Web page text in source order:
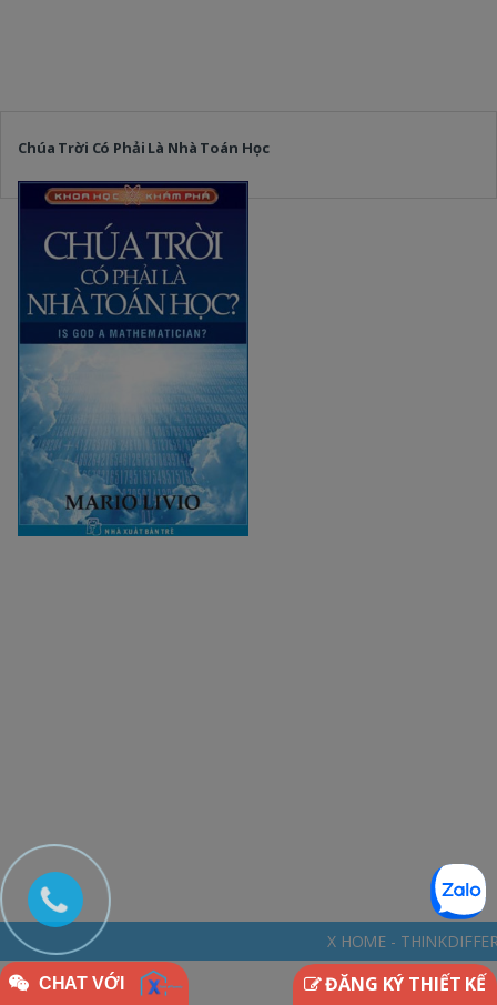
Chúa Trời Có Phải Là Nhà Toán Học
ĐĂNG KÝ THIẾT KẾ
CHAT VỚI
X HOME - THINKDIFFERENTLY *